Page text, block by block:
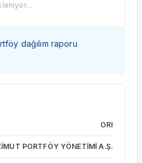
dağılım raporu
ORI
PORTFÖY YÖNETİMİ A.Ş.